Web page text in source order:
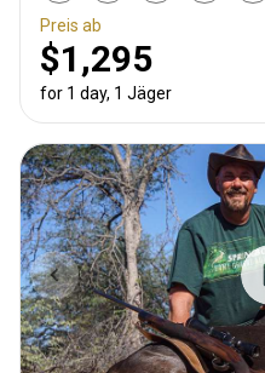
Preis ab
$1,295
for 1 day, 1 Jäger